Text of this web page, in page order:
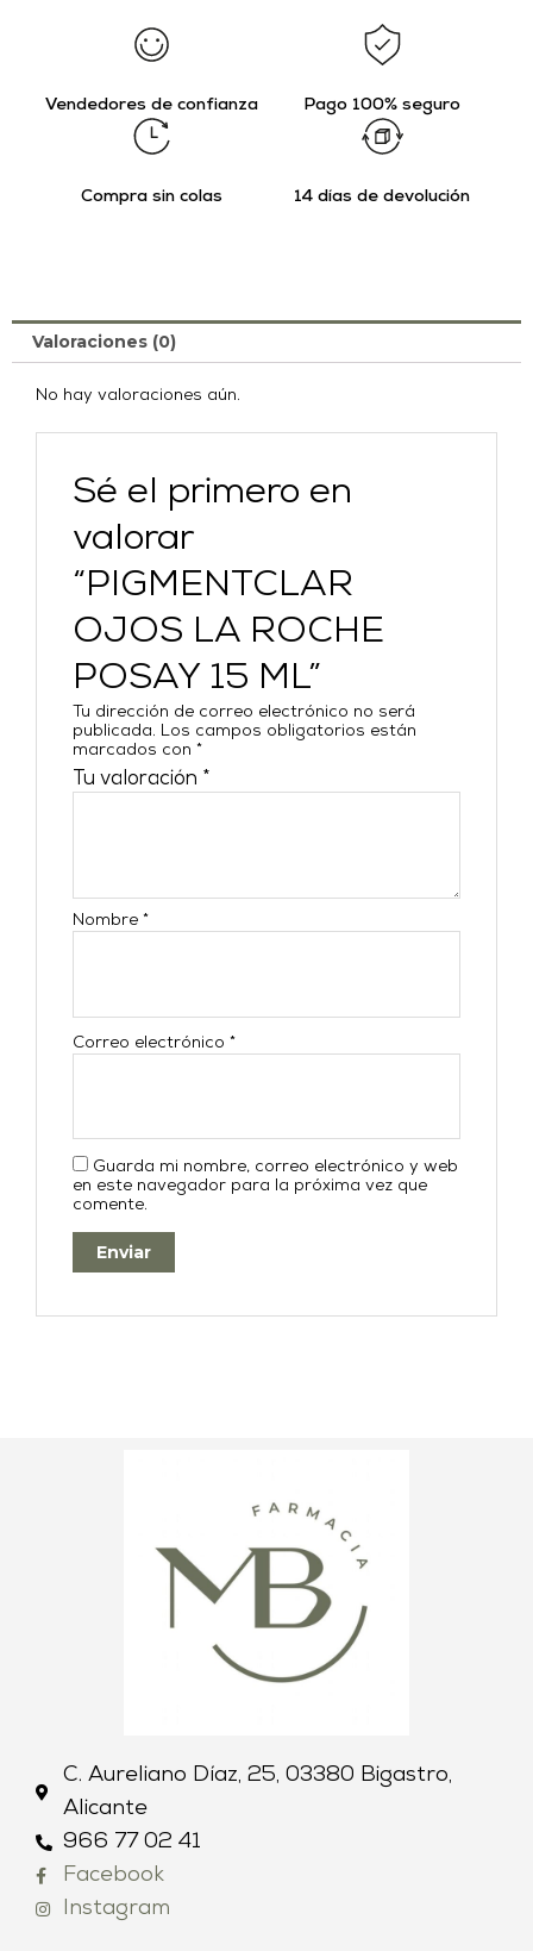
Vendedores de confianza Pago 100% seguro
Compra sin colas 14 días de devolución
Valoraciones (0)
No hay valoraciones aún.
Sé el primero en
valorar
“PIGMENTCLAR
OJOS LA ROCHE
POSAY 15 ML”
Tu dirección de correo electrónico no será
publicada. Los campos obligatorios están
marcados con*
Tu valoración *
Nombre*
Correo electrónico*
Guarda mi nombre, correo electrónico y web
en este navegador para la próxima vez que
comente.
C. Aureliano Díaz, 25, 03380 Bigastro,
Alicante
966 77 02 41
Facebook
Instagram